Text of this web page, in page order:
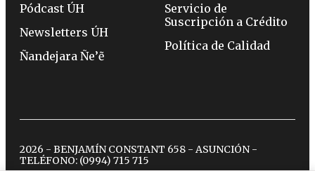
Pódcast ÚH
Newsletters ÚH
Ñandejara Ñe’ẽ
Servicio de
Suscripción a Crédito
Política de Calidad
2026 - BENJAMÍN CONSTANT 658 - ASUNCIÓN -
TELÉFONO: (0994) 715 715